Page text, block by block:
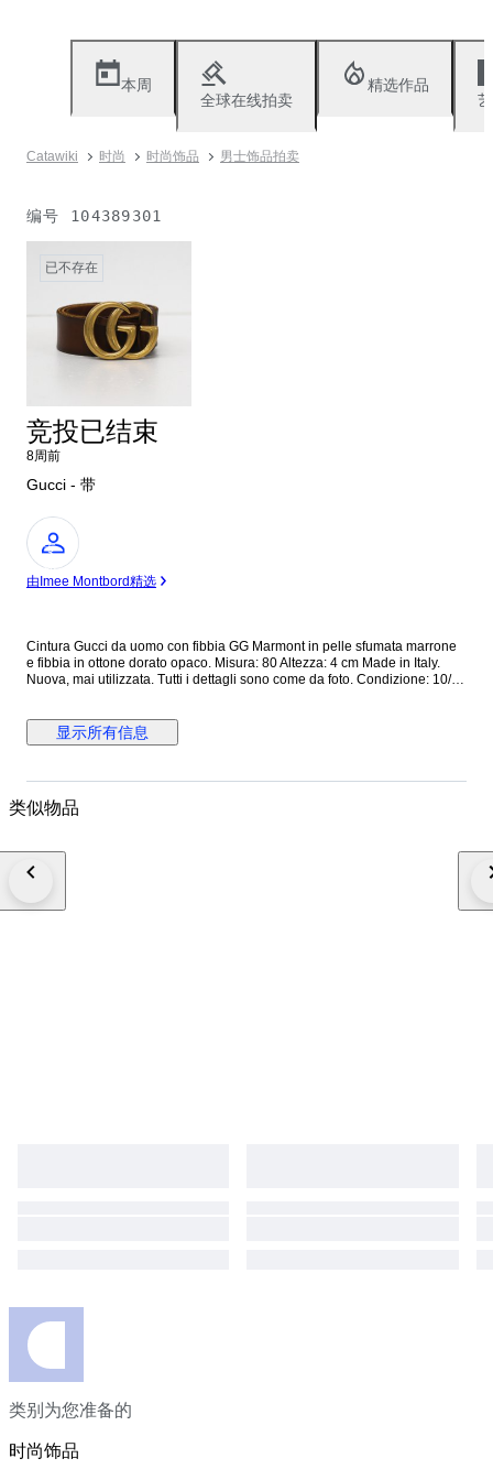
本周
全球在线拍卖
精选作品
Catawiki 时尚 时尚饰品 男士饰品拍卖
编号 104389301
已不存在
竞投已结束
8周前
Gucci - 带
专
家
由Imee Montbord精选
Cintura Gucci da uomo con fibbia GG Marmont in pelle sfumata marrone
e fibbia in ottone dorato opaco. Misura: 80 Altezza: 4 cm Made in Italy.
Nuova, mai utilizzata. Tutti i dettagli sono come da foto. Condizione: 10/10
prodotti sono Originali al 100%. Si riceve quanto presente nelle fotografie
allegate. Nessun costo doganale per gli acquirenti UE. Spediamo in tutto
ore. N.B. Se necessiti di fattura, segnalalo nel momento in cui effettui il
显示所有信息
类似物品
类别为您准备的
时尚饰品